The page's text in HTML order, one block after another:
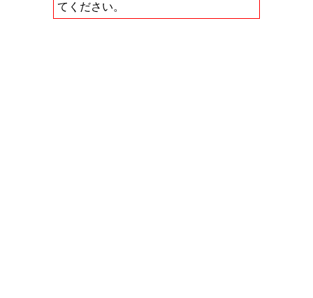
てください。